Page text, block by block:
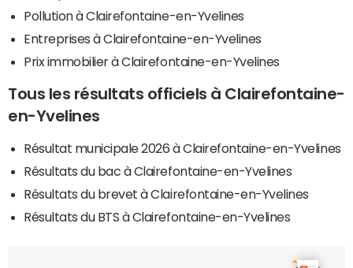
Pollution à Clairefontaine-en-Yvelines
Entreprises à Clairefontaine-en-Yvelines
Prix immobilier à Clairefontaine-en-Yvelines
Tous les résultats officiels à Clairefontaine-
en-Yvelines
Résultat municipale 2026 à Clairefontaine-en-Yvelines
Résultats du bac à Clairefontaine-en-Yvelines
Résultats du brevet à Clairefontaine-en-Yvelines
Résultats du BTS à Clairefontaine-en-Yvelines